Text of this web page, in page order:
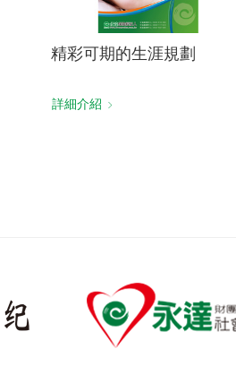
精彩可期的生涯規劃
詳細介紹